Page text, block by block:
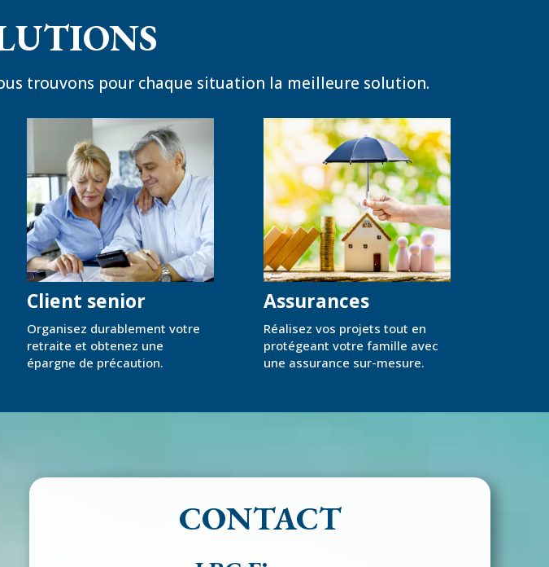
trouvons pour chaque situation la meilleure solution.
Client senior
Organisez durablement votre
retraite et obtenez une
épargne de précaution.
Assurances
Réalisez vos projets tout en
protégeant votre famille avec
une assurance sur-mesure.
CONTACT